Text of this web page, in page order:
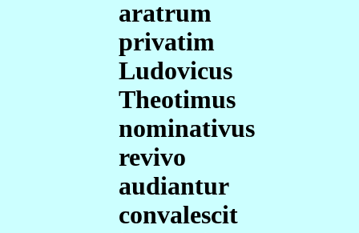
aratrum
privatim
Ludovicus
Theotimus
nominativus
revivo
audiantur
convalescit